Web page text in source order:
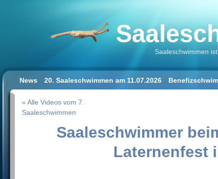
Saaleschwimmen
News 20. Saaleschwimmen am 11.07.2026
Impressum/Datenschutz
« Alle Videos vom 7.
Saaleschwimmen
Saaleschwimmer
Laternenfest